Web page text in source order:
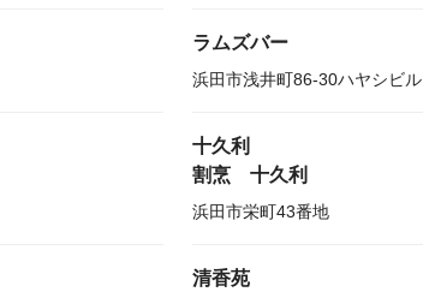
ラムズバー
浜田市浅井町86-30ハヤシビル
十久利
割烹 十久利
浜田市栄町43番地
清香苑